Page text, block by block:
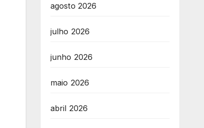
agosto 2026
julho 2026
junho 2026
maio 2026
abril 2026